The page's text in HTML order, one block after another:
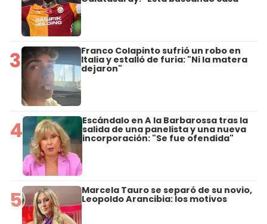
3 Franco Colapinto sufrió un robo en
Italia y estalló de furia: "Ni la matera
dejaron"
4 Escándalo en A la Barbarossa tras la
salida de una panelista y una nueva
incorporación: "Se fue ofendida"
5 Marcela Tauro se separó de su novio,
Leopoldo Arancibia: los motivos